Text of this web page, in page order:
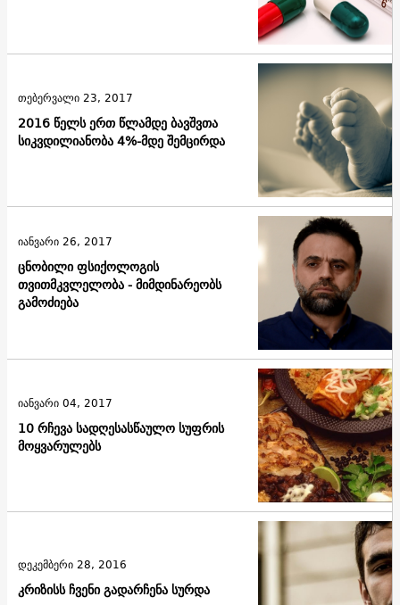
2016 წელს ერთ წლამდე ბავშვთა
სიკვდილიანობა 4%-მდე შემცირდა
თებერვალი 23, 2017
ცნობილი ფსიქოლოგის
თვითმკვლელობა - მიმდინარეობს
გამოძიება
იანვარი 26, 2017
10 რჩევა სადღესასწაულო სუფრის
მოყვარულებს
იანვარი 04, 2017
კრიზისს ჩვენი გადარჩენა სურდა
დეკემბერი 28, 2016